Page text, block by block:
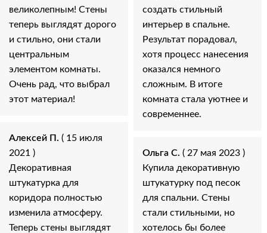
великолепным! Стены
теперь выглядят дорого
и стильно, они стали
центральным
элементом комнаты.
Очень рад, что выбрал
этот материал!
Алексей П. ( 15 июля
2021 )
Декоративная
штукатурка для
коридора полностью
изменила атмосферу.
Теперь стены выглядят
создать стильный
интерьер в спальне.
Результат порадовал,
хотя процесс нанесения
оказался немного
сложным. В итоге
комната стала уютнее и
современнее.
Ольга С. ( 27 мая 2023 )
Купила декоративную
штукатурку под песок
для спальни. Стены
стали стильными, но
хотелось бы более